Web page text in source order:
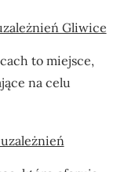
Gliwice
to miejsce,
na celu